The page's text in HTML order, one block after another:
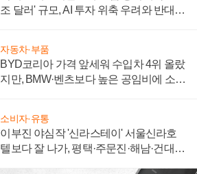
조 달러' 규모, AI 투자 위축 우려와 반대
자동차·부품
BYD코리아 가격 앞세워 수입차 4위 올랐
지만, BMW·벤츠보다 높은 공임비에 소비
소비자·유통
이부진 야심작 '신라스테이' 서울신라호
텔보다 잘 나가, 평택·주문진·해남·건대로